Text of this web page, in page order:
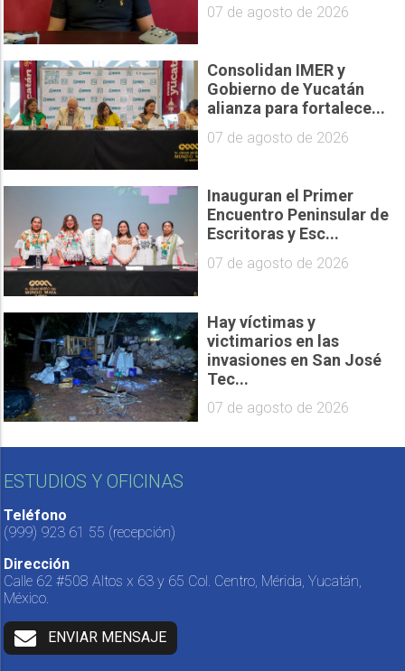
07 de agosto de 2026
Consolidan IMER y
Gobierno de Yucatán
alianza para fortalece...
07 de agosto de 2026
Inauguran el Primer
Encuentro Peninsular de
Escritoras y Esc...
07 de agosto de 2026
Hay víctimas y
victimarios en las
invasiones en San José
Tec...
07 de agosto de 2026
ESTUDIOS Y OFICINAS
Teléfono
(999) 923 61 55 (recepción)
Dirección
Calle 62 #508 Altos x 63 y 65 Col. Centro, Mérida, Yucatán,
México.
ENVIAR MENSAJE